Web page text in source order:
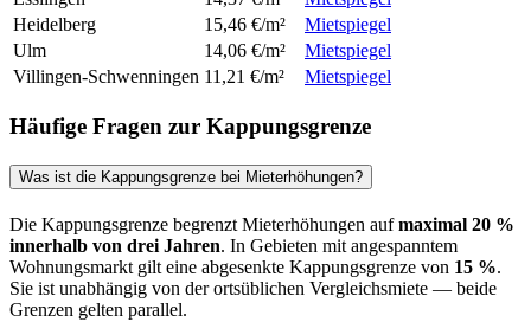
Heidelberg
15,46 €/m²
Mietspiegel
Ulm
14,06 €/m²
Mietspiegel
Villingen-Schwenningen 11,21 €/m² Mietspiegel
Häufige Fragen zur Kappungsgrenze
Was ist die Kappungsgrenze bei Mieterhöhungen?
Die Kappungsgrenze begrenzt Mieterhöhungen aufmaximal 20 %
innerhalb von drei Jahren. In Gebieten mit angespanntem
Wohnungsmarkt gilt eine abgesenkte Kappungsgrenze von 15 %.
Sie ist unabhängig von der ortsüblichen Vergleichsmiete — beide
Grenzen gelten parallel.